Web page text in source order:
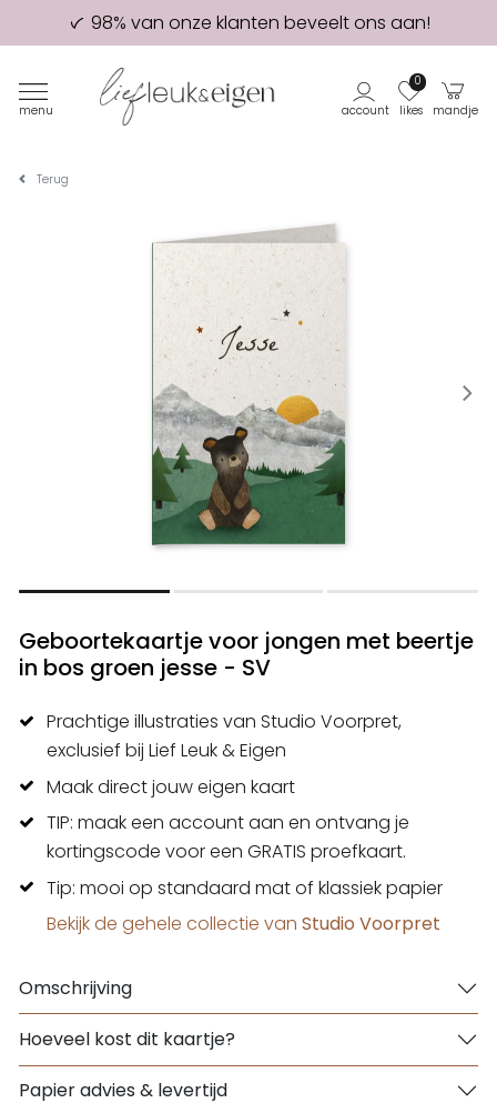
Eerste proefdruk GRATIS
menu account likes
0
mandje
Terug
Geboortekaartje voor jongen met beertje
in bos groen jesse - SV
Prachtige illustraties van Studio Voorpret,
exclusief bij Lief Leuk & Eigen
Maak direct jouw eigen kaart
TIP: maak een account aan en ontvang je
kortingscode voor een GRATIS proefkaart.
Tip: mooi op standaard mat of klassiek papier
Bekijk de gehele collectie van Studio Voorpret
Omschrijving
Hoeveel kost dit kaartje?
Papier advies & levertijd